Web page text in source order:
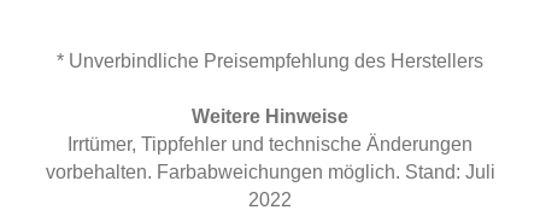
* Unverbindliche Preisempfehlung des Herstellers
Weitere Hinweise
Irrtümer, Tippfehler und technische Änderungen
vorbehalten. Farbabweichungen möglich. Stand: Juli
2022